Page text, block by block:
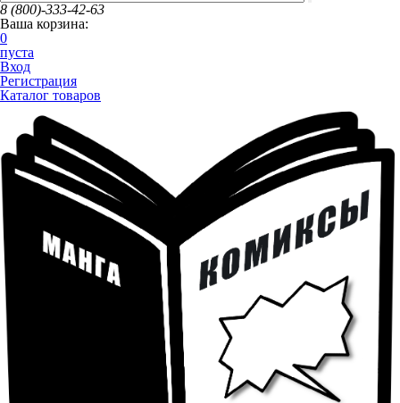
8 (800)-333-42-63
Ваша корзина:
0
пуста
Вход
Регистрация
Каталог товаров